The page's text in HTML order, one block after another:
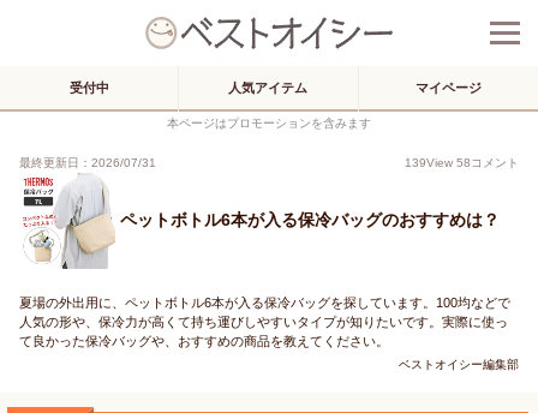
受付中 人気アイテム マイページ
本ページはプロモーションを含みます
最終更新日：2026/07/31 139View 58コメント
ペットボトル6本が入る保冷バッグのおすすめは？
夏場の外出用に、ペットボトル6本が入る保冷バッグを探しています。100均などで
人気の形や、保冷力が高くて持ち運びしやすいタイプが知りたいです。実際に使っ
て良かった保冷バッグや、おすすめの商品を教えてください。
ベストオイシー編集部